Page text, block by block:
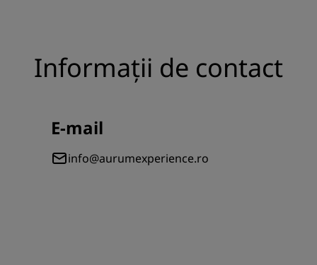
Informații de contact
E-mail
info@aurumexperience.ro